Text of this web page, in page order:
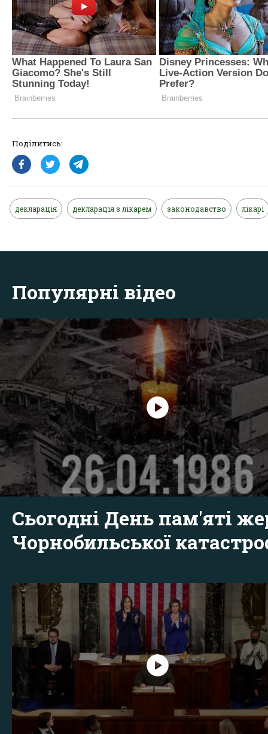
Поділитись:
декларація декларація з лікарем законодавство лікарі
Популярні відео
Сьогодні День пам'яті
Чорнобильської